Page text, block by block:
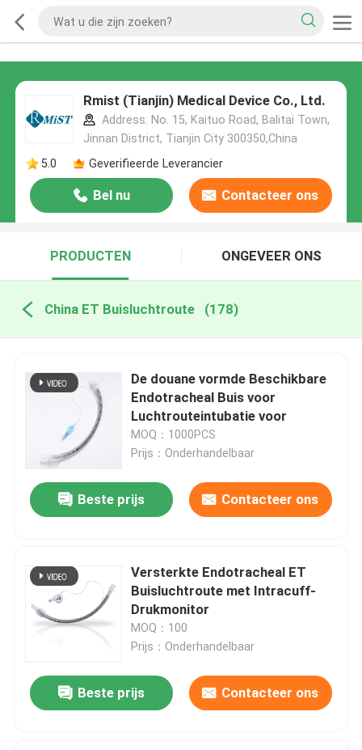
Rmist (Tianjin) Medical Device Co., Ltd.
Address: No. 15, Kaituo Road, Balitai Town,
Jinnan District, Tianjin City 300350,China
5.0
Geverifieerde Leverancier
Bel nu Contacteer ons
PRODUCTEN ONGEVEER ONS
China ET Buisluchtroute (178)
De douane vormde Beschikbare
Endotracheal Buis voor
Luchtrouteintubatie voor
MOQ：1000PCS
Prijs：Onderhandelbaar
Beste prijs Contacteer ons
Versterkte Endotracheal ET
Buisluchtroute met Intracuff-
Drukmonitor
MOQ：100
Prijs：Onderhandelbaar
Beste prijs Contacteer ons